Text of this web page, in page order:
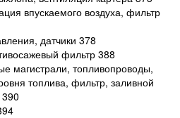
впускаемого воздуха, фильтр
датчики 378
фильтр 388
магистрали, топливопроводы,
топлива, фильтр, заливной